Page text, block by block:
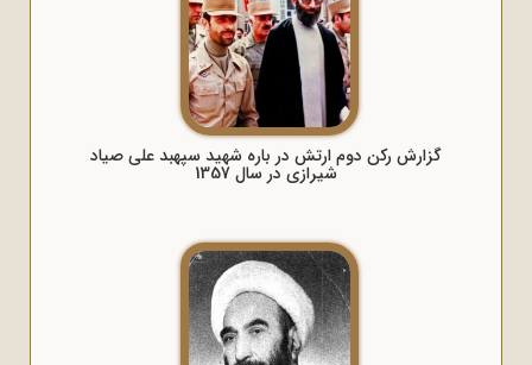
گزارش رکن دوم ارتش در باره شهید سپهبد علی صیاد
شیرازی در سال 1357